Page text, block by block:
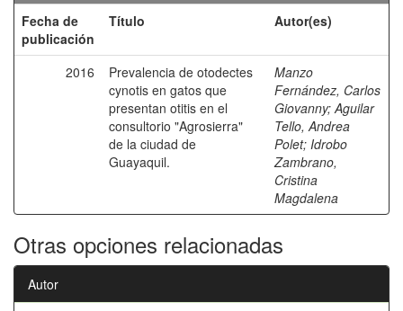
Fecha de
publicación
Título Autor(es)
2016
Prevalencia de otodectes
cynotis en gatos que
presentan otitis en el
consultorio "Agrosierra"
de la ciudad de
Guayaquil.
Manzo
Fernández, Carlos
Giovanny;Aguilar
Tello, Andrea
Polet; Idrobo
Zambrano,
Cristina
Magdalena
Otras opciones relacionadas
Autor